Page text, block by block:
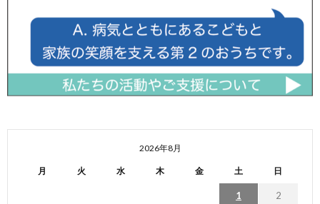
2026年8月
月 火 水 木 金 土 日
1 2